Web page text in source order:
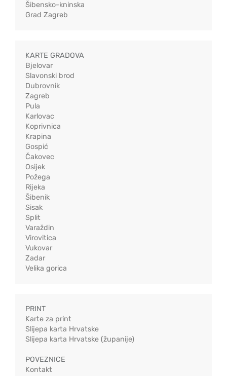
Šibensko-kninska
Grad Zagreb
KARTE GRADOVA
Bjelovar
Slavonski brod
Dubrovnik
Zagreb
Pula
Karlovac
Koprivnica
Krapina
Gospić
Čakovec
Osijek
Požega
Rijeka
Šibenik
Sisak
Split
Varaždin
Virovitica
Vukovar
Zadar
Velika gorica
PRINT
Karte za print
Slijepa karta Hrvatske
Slijepa karta Hrvatske (županije)
POVEZNICE
Kontakt